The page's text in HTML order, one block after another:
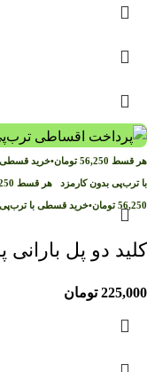
هر قسط 56,250 تومان•خرید قسطی
با ترب‌پی بدون کارمزد هر قسط
56,250 تومان•خرید قسطی با
کلید دو پل بارانی
225,000 تومان